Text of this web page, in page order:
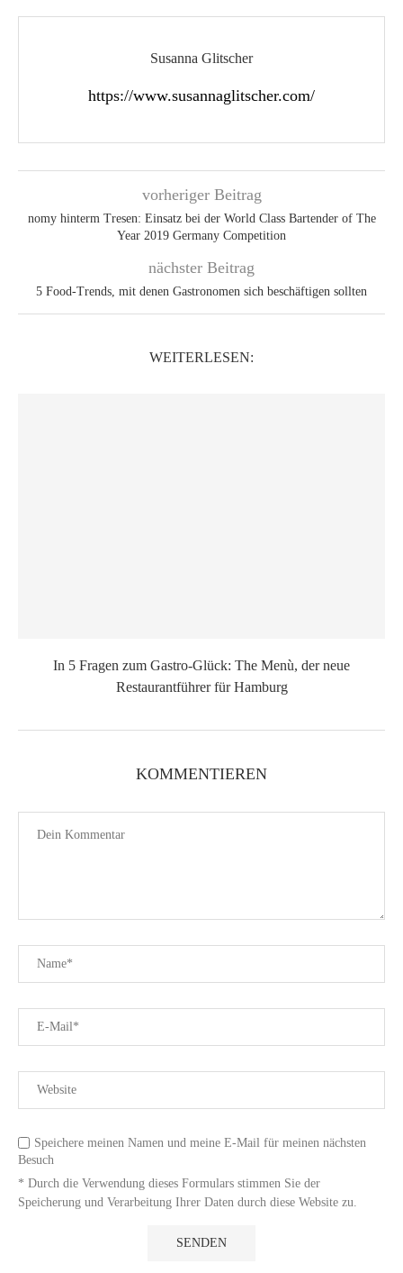
Susanna Glitscher
https://www.susannaglitscher.com/
vorheriger Beitrag
nomy hinterm Tresen: Einsatz bei der World Class Bartender of The
Year 2019 Germany Competition
nächster Beitrag
5 Food-Trends, mit denen Gastronomen sich beschäftigen sollten
WEITERLESEN:
In 5 Fragen zum Gastro-Glück: The Menù, der neue
Restaurantführer für Hamburg
KOMMENTIEREN
Speichere meinen Namen und meine E-Mail für meinen nächsten
Besuch
* Durch die Verwendung dieses Formulars stimmen Sie der
Speicherung und Verarbeitung Ihrer Daten durch diese Website zu.